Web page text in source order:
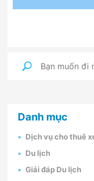
Danh mục
Dịch vụ cho thuê
Du lịch
Giải đáp Du lịch